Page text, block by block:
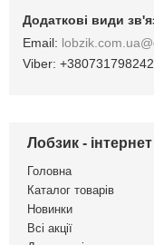
+380731798242
Лобзик -
Головна
Каталог товарів
Новинки
Всі акції